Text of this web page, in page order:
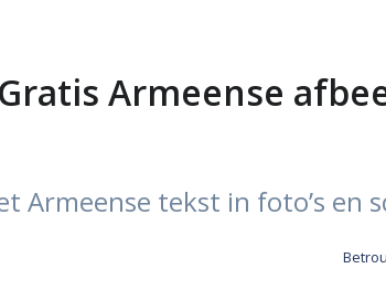
Gratis Armeense
Armeense tekst in foto’s en